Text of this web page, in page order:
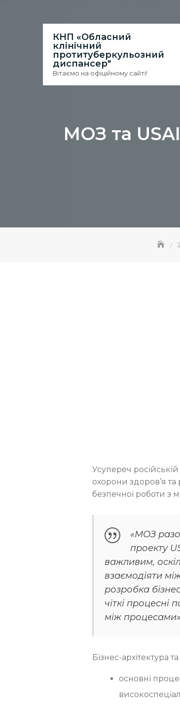
КНП «Обласний
клінічний
протитуберкульозний
диспансер"
Вітаємо на офіційному сайті!
МОЗ та
Усупереч
охорони здоров’я
безпечної роботи
«МОЗ
проекту
важливим,
взаємодіяти
розробка
чіткі процесні
між
Бізнес-архітектура
основні